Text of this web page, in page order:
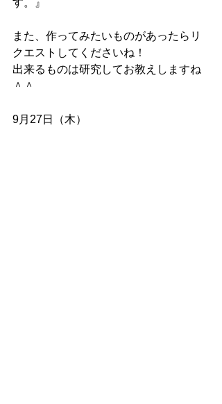
す。』
また、作ってみたいものがあったらリ
クエストしてくださいね！
出来るものは研究してお教えしますね
＾＾
9月27日（木）